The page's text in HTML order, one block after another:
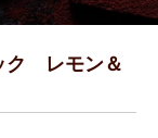
ク レモン＆